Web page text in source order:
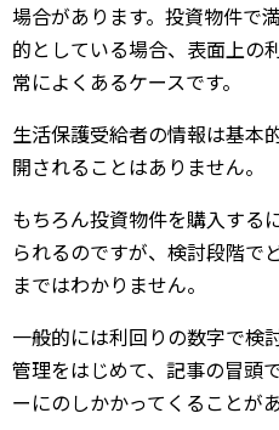
場合があります。投資物件で
的としている場合、表面上の
常によくあるケースです。
生活保護受給者の情報は基本
開されることはありません。
もちろん投資物件を購入する
られるのですが、検討段階で
まではわかりません。
一般的には利回りの数字で検
管理をはじめて、記事の冒頭
ーにのしかかってくることがあ